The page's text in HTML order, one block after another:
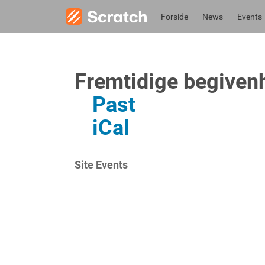
Forside News Events
Fremtidige
Past
iCal
Site Events